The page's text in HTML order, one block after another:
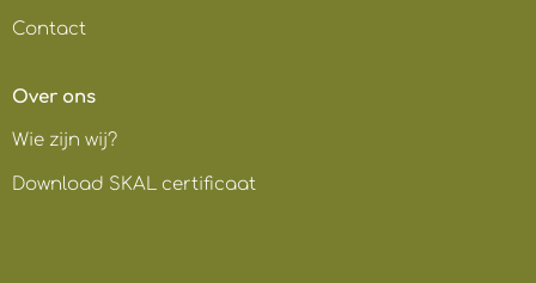
Contact
Over ons
Wie zijn wij?
Download SKAL certificaat